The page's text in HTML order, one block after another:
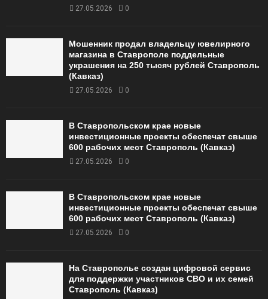
27.05.2026 0
Мошенник продал владельцу ювелирного
магазина в Ставрополе поддельные
украшения на 250 тысяч рублей Ставрополь
(Кавказ)
27.05.2026 0
В Ставропольском крае новые
инвестиционные проекты обеспечат свыше
600 рабочих мест Ставрополь (Кавказ)
27.05.2026 0
В Ставропольском крае новые
инвестиционные проекты обеспечат свыше
600 рабочих мест Ставрополь (Кавказ)
27.05.2026 0
На Ставрополье создан цифровой сервис
для поддержки участников СВО и их семей
Ставрополь (Кавказ)